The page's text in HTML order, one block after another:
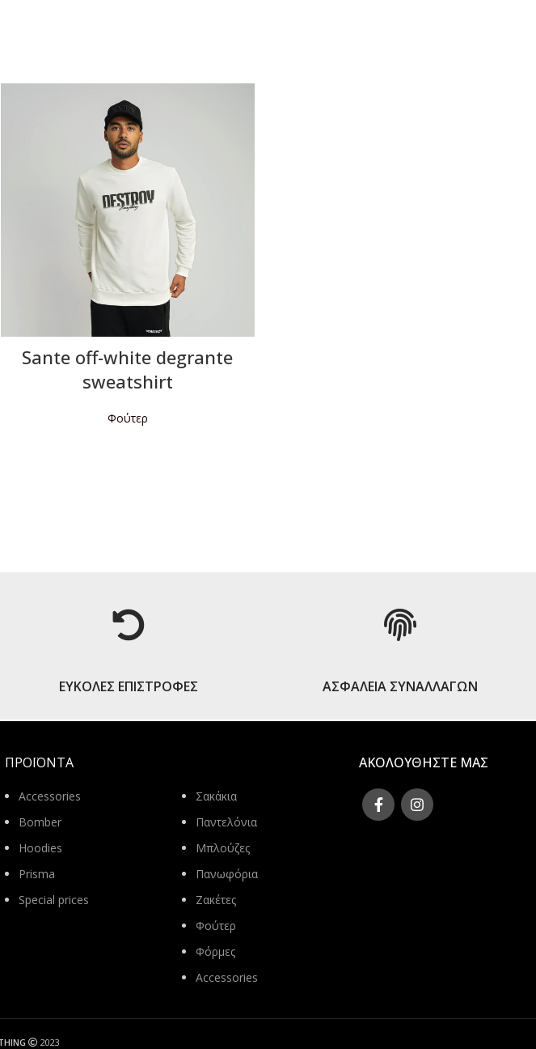
Sante off-white degrante
sweatshirt
Φούτερ
ΕΥΚΟΛΕΣ ΕΠΙΣΤΡΟΦΕΣ ΑΣΦΑΛΕΙΑ ΣΥΝΑΛΛΑΓΩΝ
ΠΡΟΪΌΝΤΑ
Accessories
Bomber
Hoodies
Prisma
Special prices
Σακάκια
Παντελόνια
Μπλούζες
Πανωφόρια
Ζακέτες
Φούτερ
Φόρμες
Accessories
ΑΚΟΛΟΥΘΗΣΤΕ ΜΑΣ
2023